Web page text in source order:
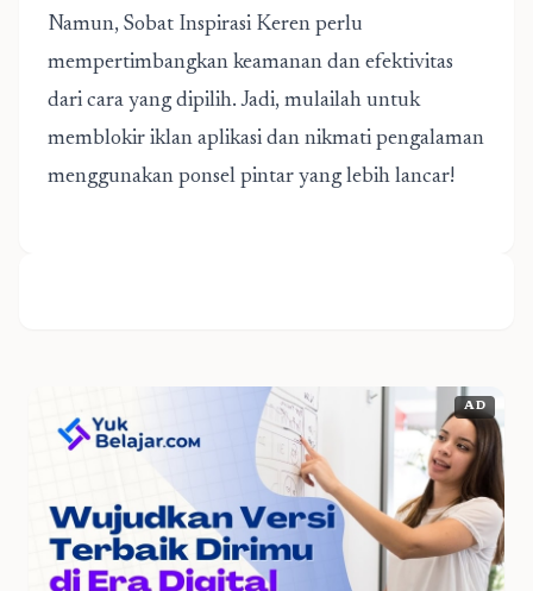
Namun, Sobat Inspirasi Keren perlu
mempertimbangkan keamanan dan efektivitas
dari cara yang dipilih. Jadi, mulailah untuk
memblokir iklan aplikasi dan nikmati pengalaman
menggunakan ponsel pintar yang lebih lancar!
AD